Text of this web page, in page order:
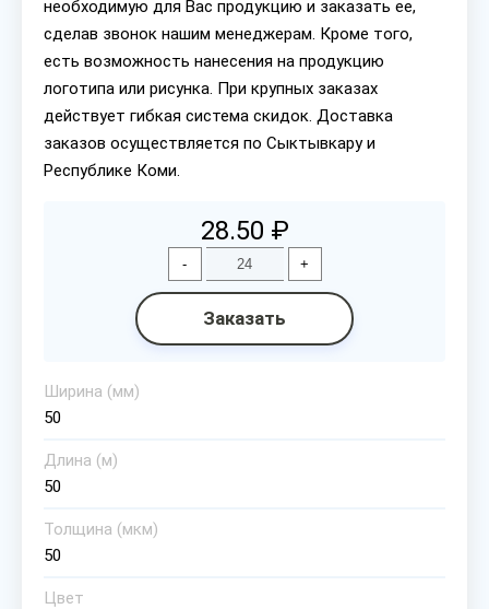
необходимую для Вас продукцию и заказать ее,
сделав звонок нашим менеджерам. Кроме того,
есть возможность нанесения на продукцию
логотипа или рисунка. При крупных заказах
действует гибкая система скидок. Доставка
заказов осуществляется по Сыктывкару и
Республике Коми.
28.50 ₽
- +
Заказать
Ширина (мм)
50
Длина (м)
50
Толщина (мкм)
50
Цвет